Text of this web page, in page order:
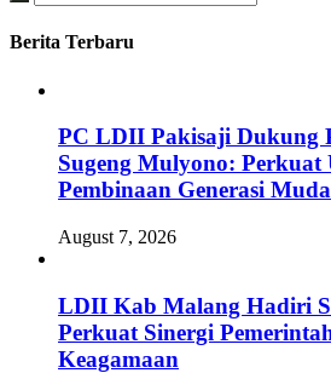
Berita Terbaru
PC LDII Pakisaji Dukung
Sugeng Mulyono:
Pembinaan Generasi Muda
August 7, 2026
LDII Kab Malang Hadiri
Perkuat Sinergi
Keagamaan